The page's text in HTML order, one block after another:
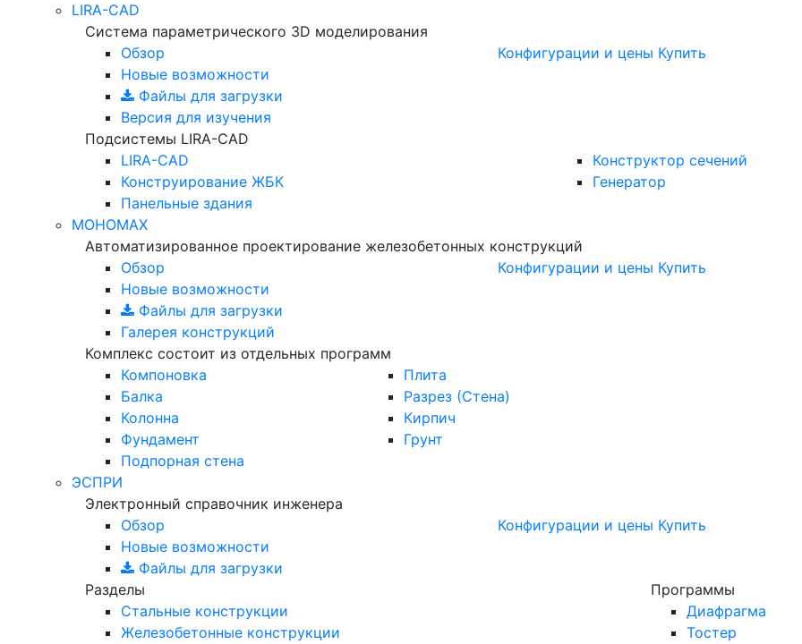
LIRA-CAD
Система параметрического 3D моделирования
Обзор
Новые возможности
Файлы для загрузки
Версия для изучения
Конфигурации и цены Купить
Подсистемы LIRA-CAD
LIRA-CAD
Конструирование ЖБК
Панельные здания
Конструктор сечений
Генератор
МОНОМАХ
Автоматизированное проектирование железобетонных конструкций
Обзор
Новые возможности
Файлы для загрузки
Галерея конструкций
Конфигурации и цены Купить
Комплекс состоит из отдельных программ
Компоновка
Балка
Колонна
Фундамент
Подпорная стена
Плита
Разрез (Стена)
Кирпич
Грунт
ЭСПРИ
Электронный справочник инженера
Обзор
Новые возможности
Файлы для загрузки
Конфигурации и цены Купить
Разделы
Программы
Стальные конструкции
Железобетонные конструкции
Диафрагма
Тостер